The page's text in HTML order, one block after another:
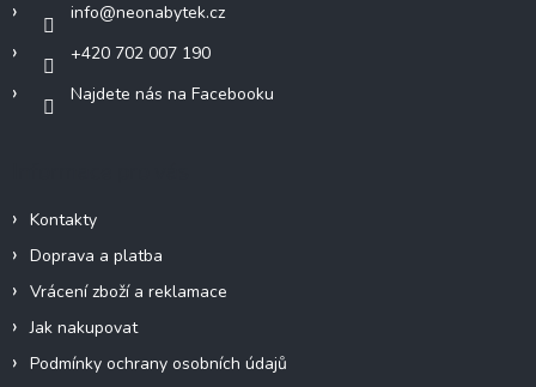
info@neonabytek.cz
+420 702 007 190
Najdete nás na Facebooku
Kontakty
Doprava a platba
Vrácení zboží a reklamace
Jak nakupovat
Podmínky ochrany osobních údajů